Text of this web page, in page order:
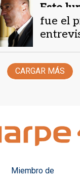
Este
fue el
CARGAR MÁS
Miembro de